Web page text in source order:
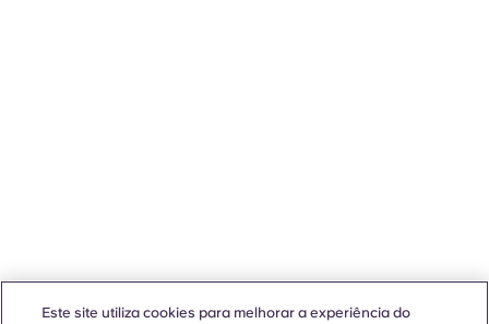
Este site utiliza cookies para melhorar a experiência do